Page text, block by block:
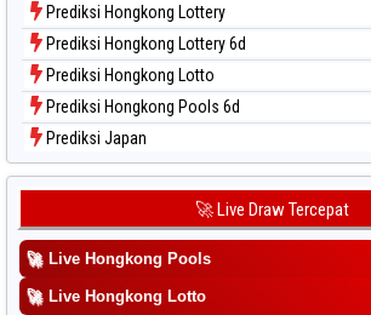
Prediksi Hongkong Lottery
Prediksi Hongkong Lottery 6d
Prediksi Hongkong Lotto
Prediksi Hongkong Pools 6d
Prediksi Japan
Prediksi Japan 6d
Prediksi Kuda Lari
Prediksi Magnum Cambodia
Prediksi Nagoya
🚀 Live Draw Tercepat
🚀 Live Hongkong Pools
🚀 Live Hongkong Lotto